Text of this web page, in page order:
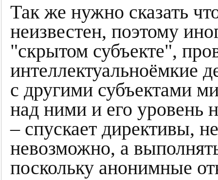
Так же нужно сказать
неизвестен, поэтому
"скрытом субъекте",
интеллектуальноёмкие
с другими субъектами
над ними и его уровень
– спускает директивы,
невозможно, а
поскольку анонимные